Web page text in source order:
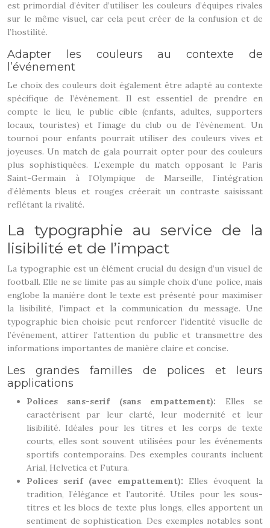
est primordial d’éviter d’utiliser les couleurs d’équipes rivales
sur le même visuel, car cela peut créer de la confusion et de
l’hostilité.
Adapter les couleurs au contexte de
l’événement
Le choix des couleurs doit également être adapté au contexte
spécifique de l’événement. Il est essentiel de prendre en
compte le lieu, le public cible (enfants, adultes, supporters
locaux, touristes) et l’image du club ou de l’événement. Un
tournoi pour enfants pourrait utiliser des couleurs vives et
joyeuses. Un match de gala pourrait opter pour des couleurs
plus sophistiquées. L’exemple du match opposant le Paris
Saint-Germain à l’Olympique de Marseille, l’intégration
d’éléments bleus et rouges créerait un contraste saisissant
reflétant la rivalité.
La typographie au service de la
lisibilité et de l’impact
La typographie est un élément crucial du design d’un visuel de
football. Elle ne se limite pas au simple choix d’une police, mais
englobe la manière dont le texte est présenté pour maximiser
la lisibilité, l’impact et la communication du message. Une
typographie bien choisie peut renforcer l’identité visuelle de
l’événement, attirer l’attention du public et transmettre des
informations importantes de manière claire et concise.
Les grandes familles de polices et leurs
applications
Polices sans-serif (sans empattement): Elles se
caractérisent par leur clarté, leur modernité et leur
lisibilité. Idéales pour les titres et les corps de texte
courts, elles sont souvent utilisées pour les événements
sportifs contemporains. Des exemples courants incluent
Arial, Helvetica et Futura.
Polices serif (avec empattement): Elles évoquent la
tradition, l’élégance et l’autorité. Utiles pour les sous-
titres et les blocs de texte plus longs, elles apportent un
sentiment de sophistication. Des exemples notables sont